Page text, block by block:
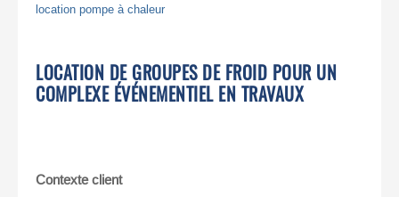
location pompe à chaleur
LOCATION DE GROUPES DE FROID POUR UN
COMPLEXE ÉVÉNEMENTIEL EN TRAVAUX
Contexte client